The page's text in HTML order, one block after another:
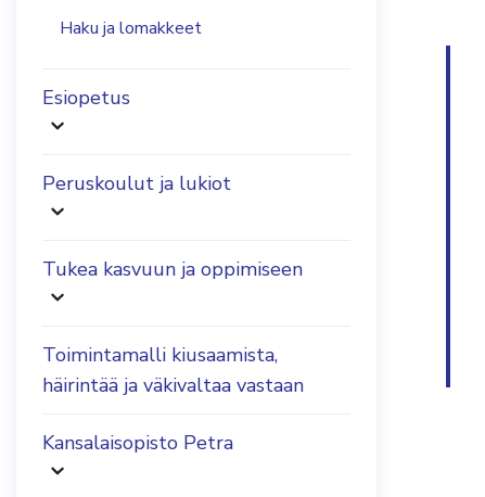
Haku ja lomakkeet
Esiopetus
Peruskoulut ja lukiot
Tukea kasvuun ja oppimiseen
Toimintamalli kiusaamista,
häirintää ja väkivaltaa vastaan
Kansalaisopisto Petra